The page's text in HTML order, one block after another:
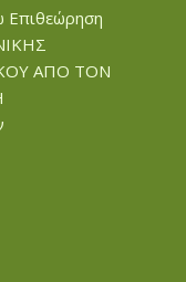
Επιθεώρηση
ΑΠΟ ΤΟΝ